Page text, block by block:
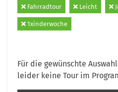
Fahrradtour Leicht
1xinderwoche
Für die gewünschte
leider keine Tour im